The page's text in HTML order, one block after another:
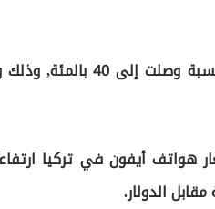
شهدت أسعار هواتف أيفون في تركيا, ارتفاعاً
أيفون في تركيا